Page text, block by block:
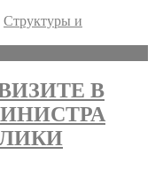
Структуры и
ВИЗИТЕ В